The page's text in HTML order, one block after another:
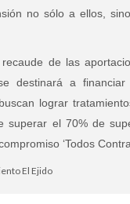
no sólo a ellos,
de las
destinará a financiar
lograr
superar el 70% de
‘Todos
El Ejido